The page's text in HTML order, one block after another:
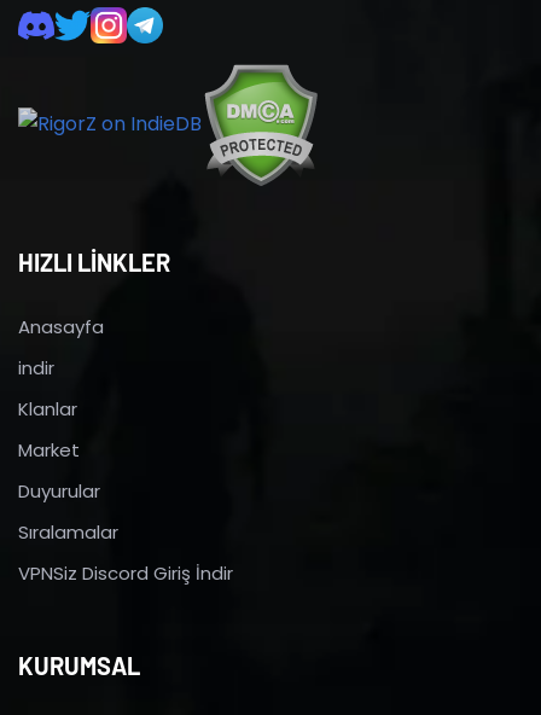
HIZLI LİNKLER
Anasayfa
indir
Klanlar
Market
Duyurular
Sıralamalar
VPNSiz Discord Giriş İndir
KURUMSAL